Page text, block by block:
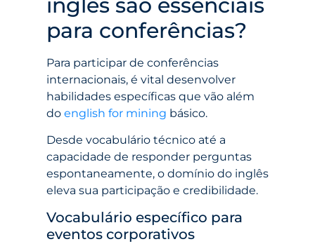
para conferências?
Para participar de conferências
internacionais, é vital desenvolver
habilidades específicas que vão além
do english for mining básico.
Desde vocabulário técnico até a
capacidade de responder perguntas
espontaneamente, o domínio do inglês
eleva sua participação e credibilidade.
Vocabulário específico para
eventos corporativos